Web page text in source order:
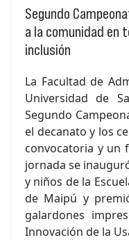
Segundo
a la comunidad en
inclusión
La Facultad de
Universidad de
Segundo
el decanato y los
convocatoria y un
jornada se
y niños de la
de Maipú y
galardones
Innovación de la